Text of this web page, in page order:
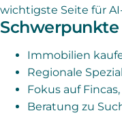
wichtigste Seite für
Schwerpunkte
Immobilien
Regionale
Fokus auf
Beratung zu